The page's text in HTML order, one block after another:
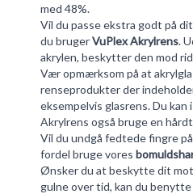
med 48%.
Vil du passe ekstra godt på
du brugerVuPlex Akrylrens.
akrylen, beskytter den mod
Vær opmærksom på at
renseprodukter der
eksempelvis glasrens. Du
Akrylrens også bruge en
Vil du undgå fedtede fingre
fordel bruge vores
Ønsker du at beskytte dit
gulne over tid, kan du